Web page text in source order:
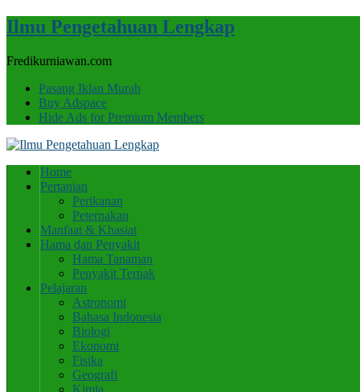
Ilmu Pengetahuan Lengkap
Fredikurniawan.com
Pasang Iklan Murah
Buy Adspace
Hide Ads for Premium Members
Home
Pertanian
Perikanan
Peternakan
Manfaat & Khasiat
Hama dan Penyakit
Hama Tanaman
Penyakit Ternak
Pelajaran
Astronomi
Bahasa Indonesia
Biologi
Ekonomi
Fisika
Geografi
Kimia